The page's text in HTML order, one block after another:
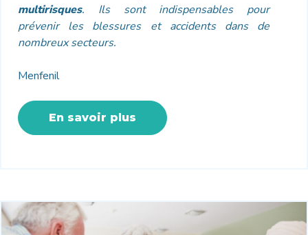
multirisques. Ils sont indispensables pour
prévenir les blessures et accidents dans de
nombreux secteurs.
Menfenil
En savoir plus